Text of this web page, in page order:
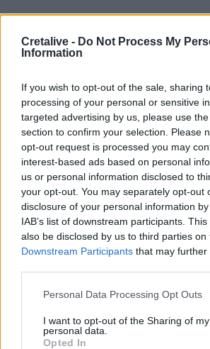
Cretalive - Do Not Process My
Information
If you wish to opt-out of the sale, sharing
processing of your personal or sensitive
targeted advertising by us, please use
section to confirm your selection. Please
opt-out request is processed you may
interest-based ads based on personal
us or personal information disclosed to
your opt-out. You may separately opt-out
disclosure of your personal information
IAB’s list of downstream participants.
also be disclosed by us to third parties on
Downstream Participants that may
Personal Data Processing Opt Outs
I want to opt-out of the Sharing of my
personal data.
Opted In
Βύρωνας: Διαρρήκτες έριξαν οξύ στις
μπουν σε διαμερίσματα
23:19
Γαλλία: Καταδύσεις από μεγάλο ύψος
Το νέο στοίχημα του Παρισιού για το
23:11
Φωτιά στο Μουζάκι Ηλείας: Σε ύφεση
με τις διάσπαρτες εστίες
23:02
Ντόναλντ Τραμπ: Κρατάμε χαμηλούς
22:49
22:34
τέχνη μακριά από συμβάσεις και